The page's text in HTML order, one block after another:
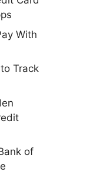
With
Track
of